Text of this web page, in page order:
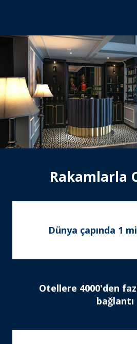
Rakamlarla
Dünya çapında 1
Otellere 4000'den
bağlantı